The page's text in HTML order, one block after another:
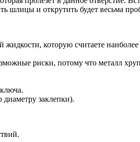
шлицы и открутить будет весьма
которую считаете
риски, потому что металл
заклепки).